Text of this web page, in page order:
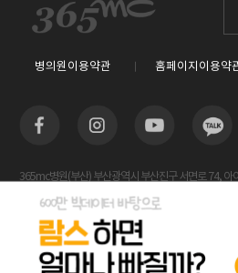
병의원이용약관 홈페이지이용약
365mc병원(부산) 부산광역시 부산진구 서면로 74, 아
사업자등록번호 : 605-26-86822 / 박윤찬, 김남철 /
람스 스페셜센터(해운대) 부산광역시 해운대구 센텀2
사업자등록번호 : 209-24-42511 / 서성훈
홈페이지관리 (주)365mc / 서울특별시 서초구 서초대